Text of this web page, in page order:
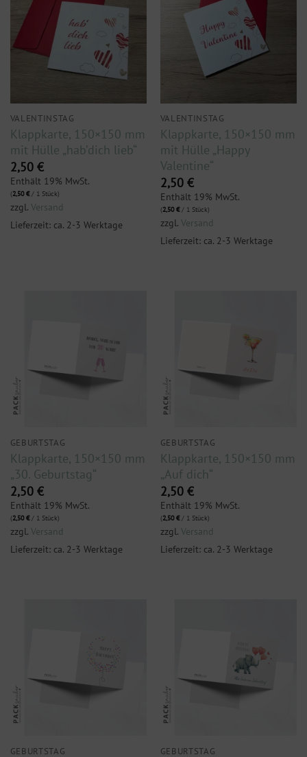
VALENTINSTAG
Klappkarte, 150×150 mm
mit Hülle „hab’dich lieb“
2,50 €
Enthält 19% MwSt.
(2,50€/ 1 Stück)
zzgl. Versand
Lieferzeit: ca. 2-3 Werktage
VALENTINSTAG
Klappkarte, 150×150 mm
mit Hülle „Happy
Valentine“
2,50 €
Enthält 19% MwSt.
(2,50€/ 1 Stück)
zzgl. Versand
Lieferzeit: ca. 2-3 Werktage
GEBURTSTAG
Klappkarte, 150×150 mm
„30. Geburtstag“
2,50 €
Enthält 19% MwSt.
(2,50€/ 1 Stück)
zzgl. Versand
Lieferzeit: ca. 2-3 Werktage
GEBURTSTAG
Klappkarte, 150×150 mm
„Auf dich“
2,50 €
Enthält 19% MwSt.
(2,50€/ 1 Stück)
zzgl. Versand
Lieferzeit: ca. 2-3 Werktage
GEBURTSTAG GEBURTSTAG